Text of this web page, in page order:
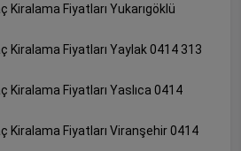
Kiralama Fiyatları Yukarıgöklü
Kiralama Fiyatları Yaylak 0414 313
Kiralama Fiyatları Yaslıca 0414
Kiralama Fiyatları Viranşehir 0414